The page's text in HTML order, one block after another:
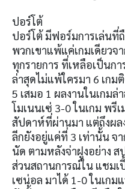
ปอร์โต้
ปอร์โต้ มีฟอร์มการเล่นที่
พวกเขาแพ้แค่เกมเดียวจ
ทุกรายการ ที่เหลือเป็นก
ล่าสุดไม่แพ้ใครมา 6 เก
5 เสมอ 1 ผลงานในเกม
โมเนนเซ่ 3-0 ในเกม พรี
สัปดาห์ที่ผ่านมา แต่ถึงผ
ลีกยังอยู่แค่ที่ 3 เท่านั้น จ
นัด ตามหลังจ่าฝูงอย่าง
ส่วนสถานการณ์ใน แชมเ
เซน่อล มาได้ 1-0 ในเกม